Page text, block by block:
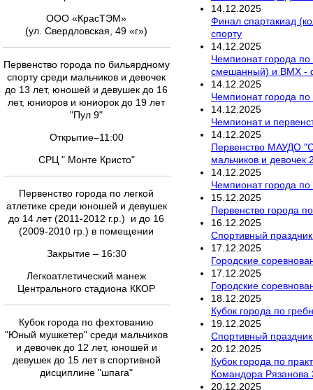
ООО «КрасТЭМ»
(ул. Свердловская, 49 «г»)
Первенство города по бильярдному
спорту среди мальчиков и девочек
до 13 лет, юношей и девушек до 16
лет, юниоров и юниорок до 19 лет
"Пул 9"
Открытие–11:00
СРЦ " Монте Кристо"
Первенство города по легкой
атлетике среди юношей и девушек
до 14 лет (2011-2012 г.р.) и до 16
(2009-2010 гр.) в помещении
Закрытие – 16:30
Легкоатлетический манеж
Центрального стадиона ККОР
Кубок города по фехтованию
"Юный мушкетер" среди мальчиков
и девочек до 12 лет, юношей и
девушек до 15 лет в спортивной
дисциплине "шпага"
14 12 2025
Финал спартакиад
спорту
14 12 2025
Чемпионат города
смешанный) и ВМХ -
14 12 2025
Чемпионат города
14 12 2025
Чемпионат и
14 12 2025
Первенство МАУДО
мальчиков и девочек
14 12 2025
Чемпионат города по
15 12 2025
Первенство города
16 12 2025
Спортивный
17 12 2025
Городские
17 12 2025
Городские
18 12 2025
Кубок города по
19 12 2025
Спортивный
20 12 2025
Кубок города по
Командора Рязанова
20 12 2025